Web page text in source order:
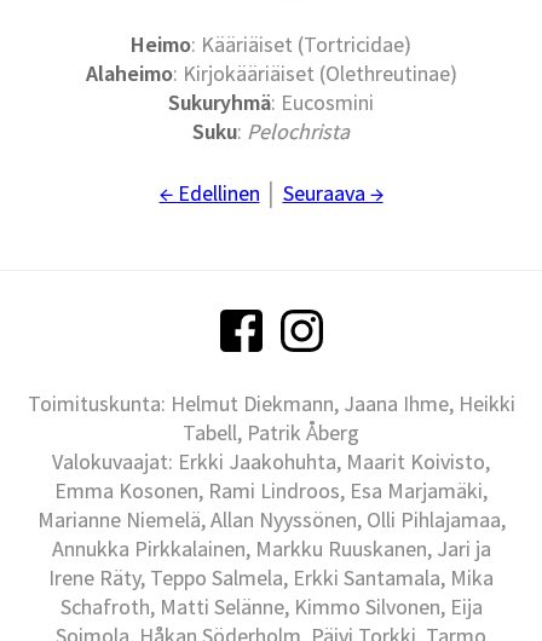
Heimo: Kääriäiset (Tortricidae)
Alaheimo: Kirjokääriäiset (Olethreutinae)
Sukuryhmä: Eucosmini
Suku: Pelochrista
← Edellinen Seuraava →
Toimituskunta: Helmut Diekmann, Jaana Ihme, Heikki
Tabell, Patrik Åberg
Valokuvaajat: Erkki Jaakohuhta, Maarit Koivisto,
Emma Kosonen, Rami Lindroos, Esa Marjamäki,
Marianne Niemelä, Allan Nyyssönen, Olli Pihlajamaa,
Annukka Pirkkalainen, Markku Ruuskanen, Jari ja
Irene Räty, Teppo Salmela, Erkki Santamala, Mika
Schafroth, Matti Selänne, Kimmo Silvonen, Eija